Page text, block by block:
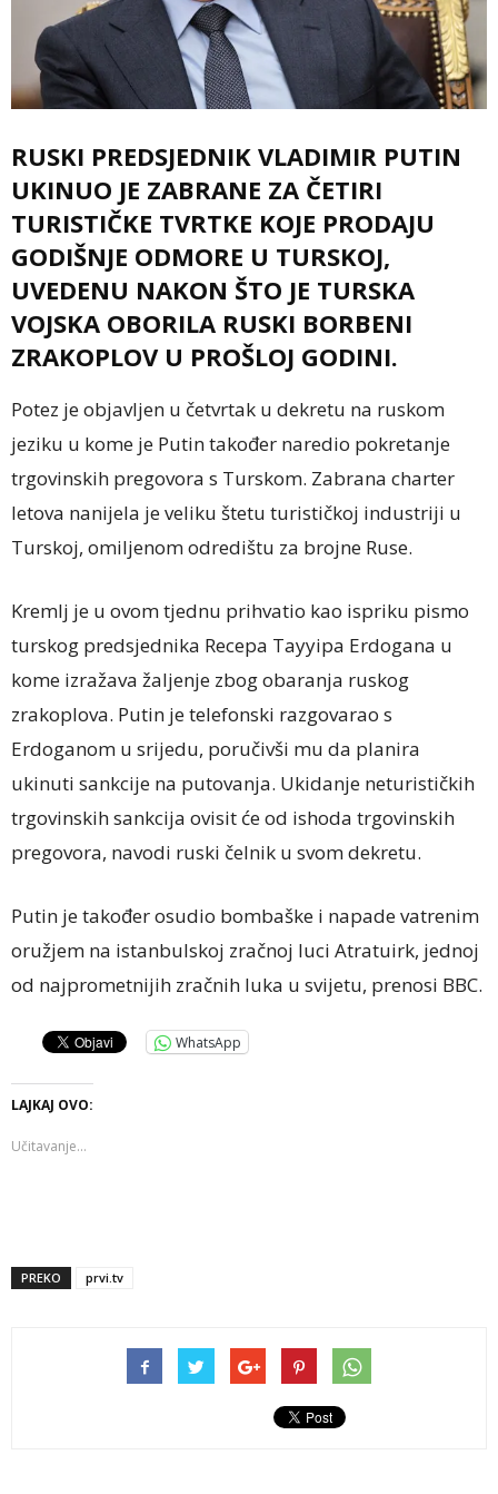
RUSKI PREDSJEDNIK VLADIMIR PUTIN
UKINUO JE ZABRANE ZA ČETIRI
TURISTIČKE TVRTKE KOJE PRODAJU
GODIŠNJE ODMORE U TURSKOJ,
UVEDENU NAKON ŠTO JE TURSKA
VOJSKA OBORILA RUSKI BORBENI
ZRAKOPLOV U PROŠLOJ GODINI.
Potez je objavljen u četvrtak u dekretu na ruskom
jeziku u kome je Putin također naredio pokretanje
trgovinskih pregovora s Turskom. Zabrana charter
letova nanijela je veliku štetu turističkoj industriji u
Turskoj, omiljenom odredištu za brojne Ruse.
Kremlj je u ovom tjednu prihvatio kao ispriku pismo
turskog predsjednika Recepa Tayyipa Erdogana u
kome izražava žaljenje zbog obaranja ruskog
zrakoplova. Putin je telefonski razgovarao s
Erdoganom u srijedu, poručivši mu da planira
ukinuti sankcije na putovanja. Ukidanje neturističkih
trgovinskih sankcija ovisit će od ishoda trgovinskih
pregovora, navodi ruski čelnik u svom dekretu.
Putin je također osudio bombaške i napade vatrenim
oružjem na istanbulskoj zračnoj luci Atratuirk, jednoj
od najprometnijih zračnih luka u svijetu, prenosi BBC.
WhatsApp
LAJKAJ OVO:
Učitavanje...
PREKO prvi.tv